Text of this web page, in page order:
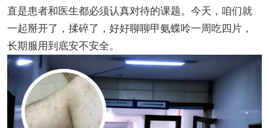
直是患者和医生都必须认真对待的课题。今天，咱们就
一起掰开了，揉碎了，好好聊聊甲氨蝶呤一周吃四片，
长期服用到底安不安全。